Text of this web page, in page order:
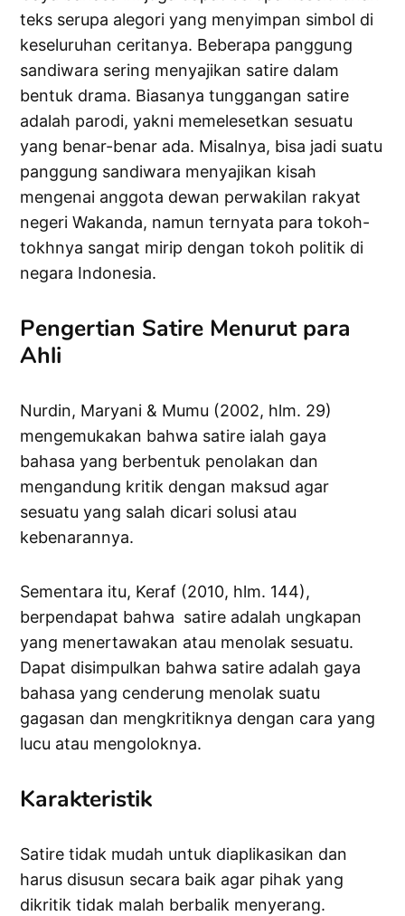
teks serupa alegori yang menyimpan simbol di
keseluruhan ceritanya. Beberapa panggung
sandiwara sering menyajikan satire dalam
bentuk drama. Biasanya tunggangan satire
adalah parodi, yakni memelesetkan sesuatu
yang benar-benar ada. Misalnya, bisa jadi suatu
panggung sandiwara menyajikan kisah
mengenai anggota dewan perwakilan rakyat
negeri Wakanda, namun ternyata para tokoh-
tokhnya sangat mirip dengan tokoh politik di
negara Indonesia.
Pengertian Satire Menurut para
Ahli
Nurdin, Maryani & Mumu (2002, hlm. 29)
mengemukakan bahwa satire ialah gaya
bahasa yang berbentuk penolakan dan
mengandung kritik dengan maksud agar
sesuatu yang salah dicari solusi atau
kebenarannya.
Sementara itu, Keraf (2010, hlm. 144),
berpendapat bahwa satire adalah ungkapan
yang menertawakan atau menolak sesuatu.
Dapat disimpulkan bahwa satire adalah gaya
bahasa yang cenderung menolak suatu
gagasan dan mengkritiknya dengan cara yang
lucu atau mengoloknya.
Karakteristik
Satire tidak mudah untuk diaplikasikan dan
harus disusun secara baik agar pihak yang
dikritik tidak malah berbalik menyerang.